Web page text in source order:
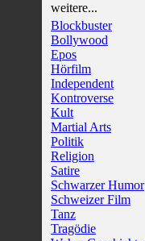
weitere...
Blockbuster
Bollywood
Epos
Hörfilm
Independent
Kontroverse
Kult
Martial Arts
Politik
Religion
Satire
Schwarzer Humor
Schweizer Film
Tanz
Tragödie